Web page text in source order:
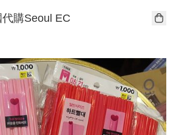
購Seoul EC